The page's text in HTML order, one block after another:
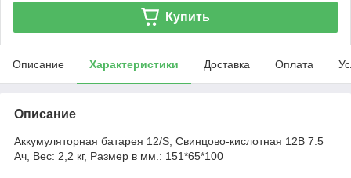
Купить
Описание Характеристики Доставка Оплата
Описание
Аккумуляторная батарея 12/S, Свинцово-кислотная 12В 7.5
Ач, Вес: 2,2 кг, Размер в мм.: 151*65*100